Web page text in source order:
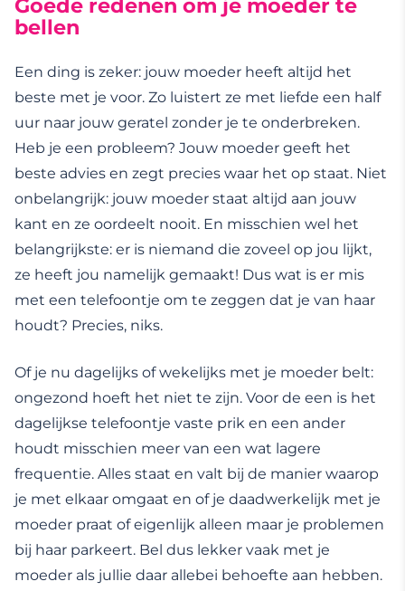
Goede redenen om je moeder te
bellen
Een ding is zeker: jouw moeder heeft altijd het
beste met je voor. Zo luistert ze met liefde een half
uur naar jouw geratel zonder je te onderbreken.
Heb je een probleem? Jouw moeder geeft het
beste advies en zegt precies waar het op staat. Niet
onbelangrijk: jouw moeder staat altijd aan jouw
kant en ze oordeelt nooit. En misschien wel het
belangrijkste: er is niemand die zoveel op jou lijkt,
ze heeft jou namelijk gemaakt! Dus wat is er mis
met een telefoontje om te zeggen dat je van haar
houdt? Precies, niks.
Of je nu dagelijks of wekelijks met je moeder belt:
ongezond hoeft het niet te zijn. Voor de een is het
dagelijkse telefoontje vaste prik en een ander
houdt misschien meer van een wat lagere
frequentie. Alles staat en valt bij de manier waarop
je met elkaar omgaat en of je daadwerkelijk met je
moeder praat of eigenlijk alleen maar je problemen
bij haar parkeert. Bel dus lekker vaak met je
moeder als jullie daar allebei behoefte aan hebben.